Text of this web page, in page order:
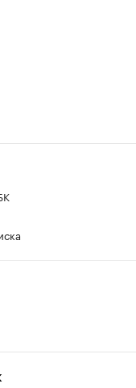
марки SKM
был
а выпуск
«Живые» SKM
Lada: модель
Largus
Autonews.ru под
автосалоны
посмотреть и
в считанных
покупки —